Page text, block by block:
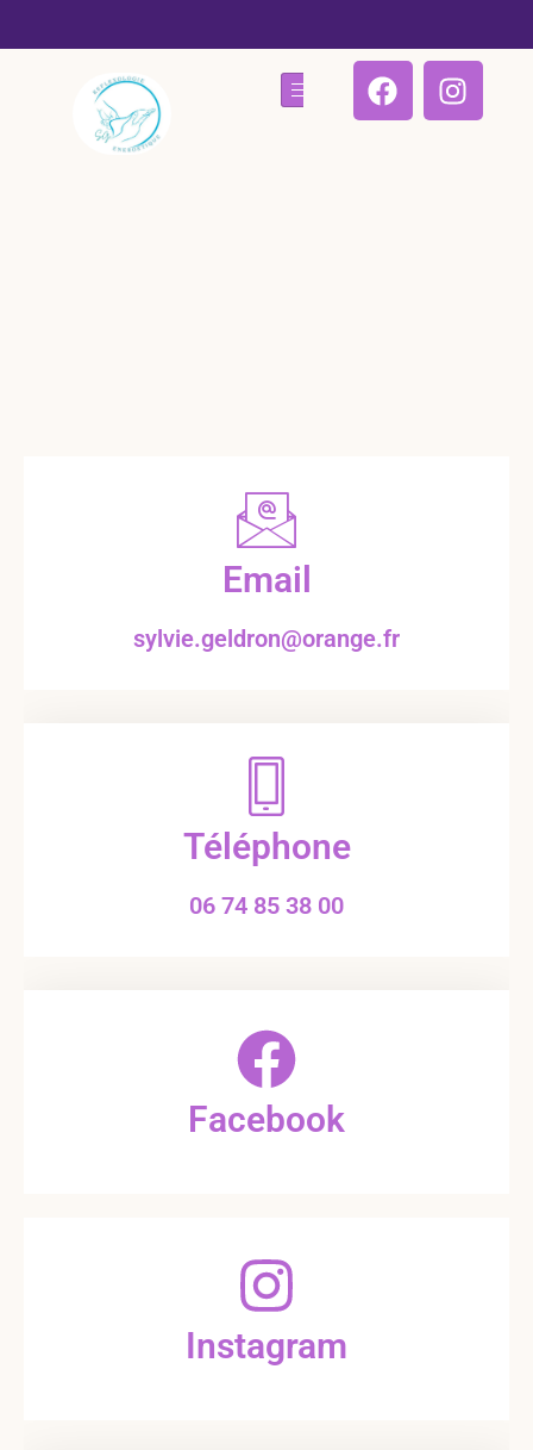
Email
sylvie.geldron@orange.fr
Téléphone
06 74 85 38 00
Facebook
Instagram